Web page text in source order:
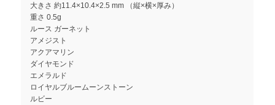
大きさ 約11.4×10.4×2.5 mm （縦×横×厚み）
重さ 0.5g
ルース ガーネット
アメジスト
アクアマリン
ダイヤモンド
エメラルド
ロイヤルブルームーンストーン
ルビー